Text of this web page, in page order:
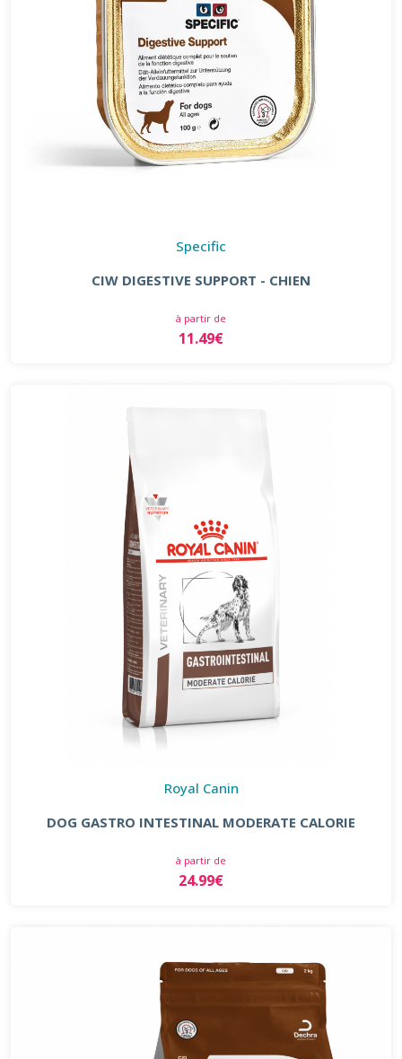
Specific
CIW DIGESTIVE SUPPORT - CHIEN
à partir de
11.49€
Royal Canin
DOG GASTRO INTESTINAL MODERATE CALORIE
à partir de
24.99€